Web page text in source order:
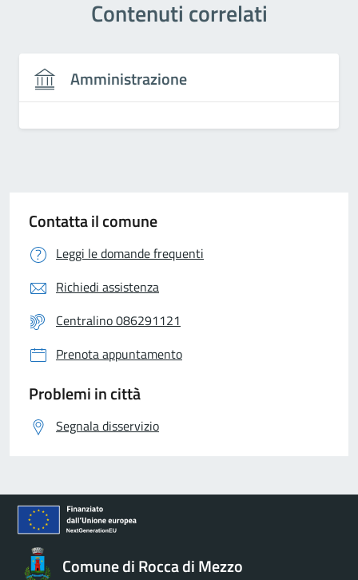
Contenuti correlati
Amministrazione
Contatta il comune
Leggi le domande frequenti
Richiedi assistenza
Centralino 086291121
Prenota appuntamento
Problemi in città
Segnala disservizio
Comune di Rocca di Mezzo